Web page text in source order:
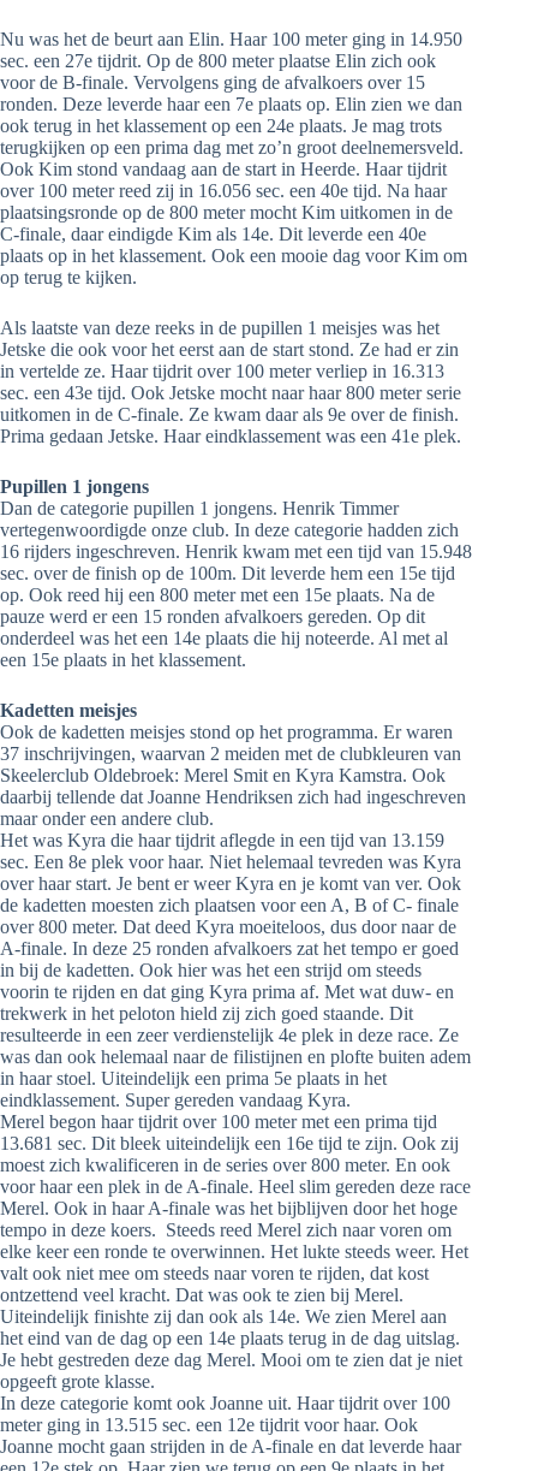
Nu was het de beurt aan Elin. Haar 100 meter ging in 14.950
sec. een 27e tijdrit. Op de 800 meter plaatse Elin zich ook
voor de B-finale. Vervolgens ging de afvalkoers over 15
ronden. Deze leverde haar een 7e plaats op. Elin zien we dan
ook terug in het klassement op een 24e plaats. Je mag trots
terugkijken op een prima dag met zo’n groot deelnemersveld.
Ook Kim stond vandaag aan de start in Heerde. Haar tijdrit
over 100 meter reed zij in 16.056 sec. een 40e tijd. Na haar
plaatsingsronde op de 800 meter mocht Kim uitkomen in de
C-finale, daar eindigde Kim als 14e. Dit leverde een 40e
plaats op in het klassement. Ook een mooie dag voor Kim om
op terug te kijken.
Als laatste van deze reeks in de pupillen 1 meisjes was het
Jetske die ook voor het eerst aan de start stond. Ze had er zin
in vertelde ze. Haar tijdrit over 100 meter verliep in 16.313
sec. een 43e tijd. Ook Jetske mocht naar haar 800 meter serie
uitkomen in de C-finale. Ze kwam daar als 9e over de finish.
Prima gedaan Jetske. Haar eindklassement was een 41e plek.
Pupillen 1 jongens
Dan de categorie pupillen 1 jongens. Henrik Timmer
vertegenwoordigde onze club. In deze categorie hadden zich
16 rijders ingeschreven. Henrik kwam met een tijd van 15.948
sec. over de finish op de 100m. Dit leverde hem een 15e tijd
op. Ook reed hij een 800 meter met een 15e plaats. Na de
pauze werd er een 15 ronden afvalkoers gereden. Op dit
onderdeel was het een 14e plaats die hij noteerde. Al met al
een 15e plaats in het klassement.
Kadetten meisjes
Ook de kadetten meisjes stond op het programma. Er waren
37 inschrijvingen, waarvan 2 meiden met de clubkleuren van
Skeelerclub Oldebroek: Merel Smit en Kyra Kamstra. Ook
daarbij tellende dat Joanne Hendriksen zich had ingeschreven
maar onder een andere club.
Het was Kyra die haar tijdrit aflegde in een tijd van 13.159
sec. Een 8e plek voor haar. Niet helemaal tevreden was Kyra
over haar start. Je bent er weer Kyra en je komt van ver. Ook
de kadetten moesten zich plaatsen voor een A, B of C- finale
over 800 meter. Dat deed Kyra moeiteloos, dus door naar de
A-finale. In deze 25 ronden afvalkoers zat het tempo er goed
in bij de kadetten. Ook hier was het een strijd om steeds
voorin te rijden en dat ging Kyra prima af. Met wat duw- en
trekwerk in het peloton hield zij zich goed staande. Dit
resulteerde in een zeer verdienstelijk 4e plek in deze race. Ze
was dan ook helemaal naar de filistijnen en plofte buiten adem
in haar stoel. Uiteindelijk een prima 5e plaats in het
eindklassement. Super gereden vandaag Kyra.
Merel begon haar tijdrit over 100 meter met een prima tijd
13.681 sec. Dit bleek uiteindelijk een 16e tijd te zijn. Ook zij
moest zich kwalificeren in de series over 800 meter. En ook
voor haar een plek in de A-finale. Heel slim gereden deze race
Merel. Ook in haar A-finale was het bijblijven door het hoge
tempo in deze koers. Steeds reed Merel zich naar voren om
elke keer een ronde te overwinnen. Het lukte steeds weer. Het
valt ook niet mee om steeds naar voren te rijden, dat kost
ontzettend veel kracht. Dat was ook te zien bij Merel.
Uiteindelijk finishte zij dan ook als 14e. We zien Merel aan
het eind van de dag op een 14e plaats terug in de dag uitslag.
Je hebt gestreden deze dag Merel. Mooi om te zien dat je niet
opgeeft grote klasse.
In deze categorie komt ook Joanne uit. Haar tijdrit over 100
meter ging in 13.515 sec. een 12e tijdrit voor haar. Ook
Joanne mocht gaan strijden in de A-finale en dat leverde haar